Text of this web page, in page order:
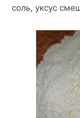
coль, yкcyc